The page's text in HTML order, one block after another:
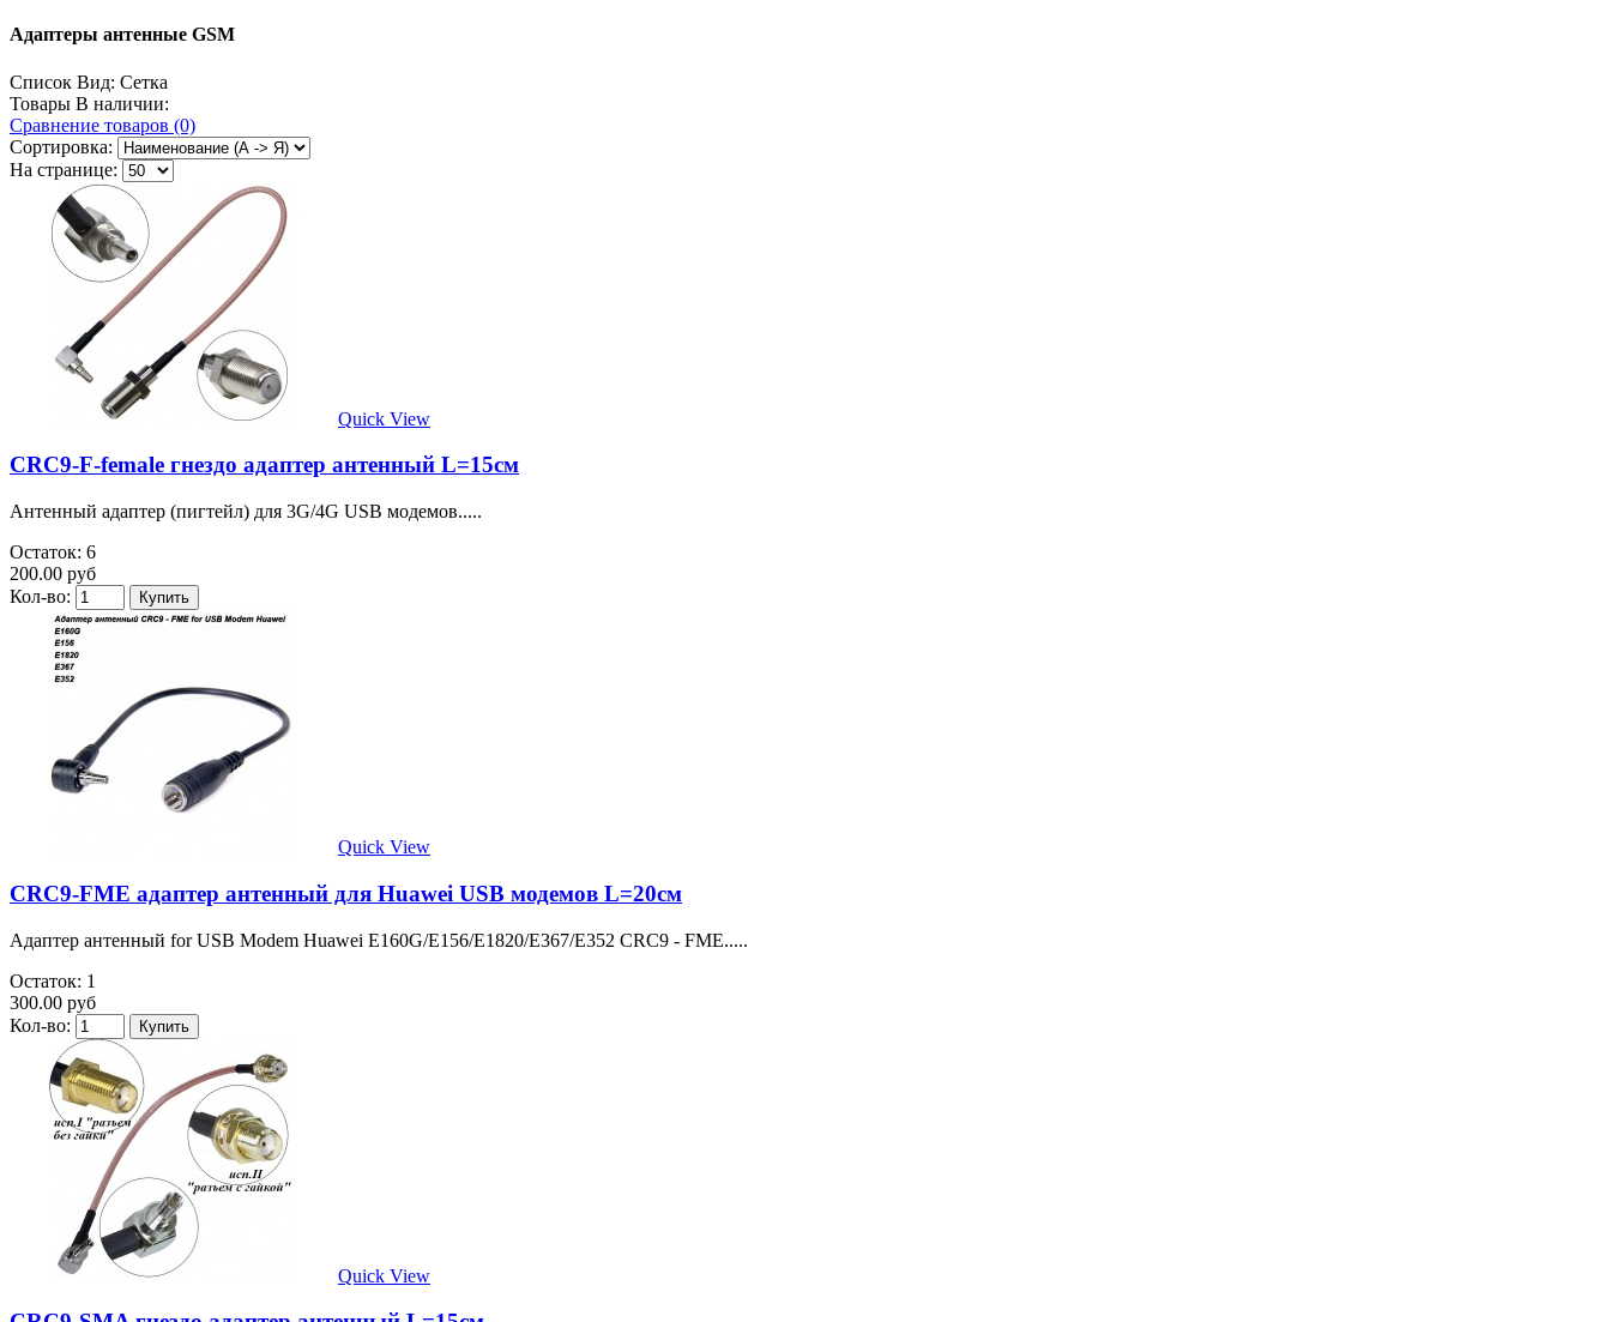
Адаптеры антенные GSM
Список Вид: Сетка
Товары В наличии:
Сравнение товаров (0)
Сортировка:
На странице:
Quick View
CRC9-F-female гнездо адаптер антенный L=15см
Антенный адаптер (пигтейл) для 3G/4G USB модемов.....
Остаток: 6
200.00 руб
Кол-во:
Quick View
CRC9-FME адаптер антенный для Huawei USB модемов L=20см
Адаптер антенный for USB Modem Huawei E160G/E156/E1820/E367/E352 CRC9 - FME.....
Остаток: 1
300.00 руб
Кол-во:
Quick View